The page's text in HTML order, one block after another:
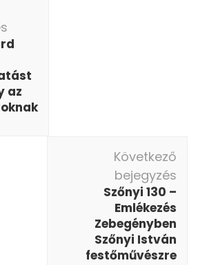
az
Következő
bejegyzés
Szőnyi 130 –
Emlékezés
Zebegényben
Szőnyi István
festőművészre